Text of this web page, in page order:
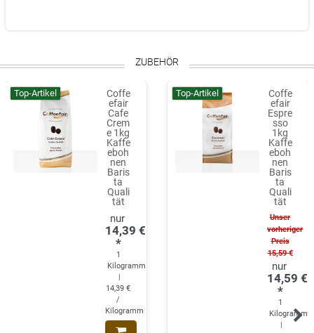
ZUBEHÖR
Top-Artikel
Coffe
efair
Cafe
Crem
e 1kg
Kaffe
eboh
nen
Baris
ta
Quali
tät
14,39 €
*
1
Kilogramm
14,39 €
/
Kilogramm
Top-Artikel
Coffe
efair
Espre
sso
1kg
Kaffe
eboh
nen
Baris
ta
Quali
tät
Unser
vorheriger
Preis
15,59 €
14,59 €
*
1
Kilogramm